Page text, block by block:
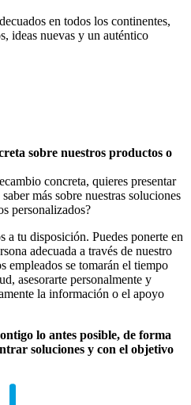
en todos los continentes,
ideas nuevas y un auténtico
sobre nuestros productos o
concreta, quieres presentar
más sobre nuestras soluciones
personalizados?
a tu disposición. Puedes ponerte en
adecuada a través de nuestro
empleados se tomarán el tiempo
asesorarte personalmente y
la información o el apoyo
lo antes posible, de forma
soluciones y con el objetivo